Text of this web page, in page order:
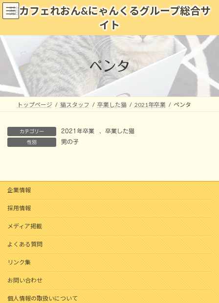
コ
ン
ン
ツ
へ
ッ
プ
ナ
ビ
ー
シ
ョ
移
動
猫カフェれおん&にゃんくるグループ総合サ
イト
ペンタ
トップページ 猫スタッフ 卒業した猫 2021年卒業 ペンタ
カテゴリー 2021年卒業 卒業した猫
性別 男の子
企業情報
採用情報
メディア掲載
よくある質問
リンク集
お問い合わせ
個人情報の取扱いについて